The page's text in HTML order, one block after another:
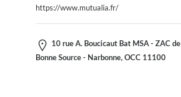
https://www.mutualia.fr/
10 rue A. Boucicaut Bat MSA - ZAC de
Bonne Source - Narbonne, OCC 11100